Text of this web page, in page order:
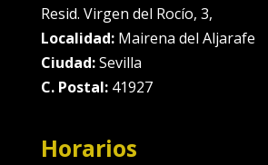
Resid. Virgen del Rocío, 3,
Localidad:Mairena del Aljarafe
Ciudad:Sevilla
C. Postal:41927
Horarios